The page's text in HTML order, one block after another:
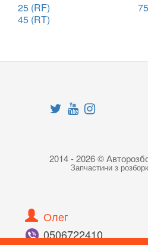
25 (RF)
45 (RT)
2014 - 2026 ©
Запчастини з
Олег
0506722410